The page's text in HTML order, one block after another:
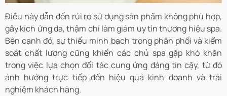
Điều này dẫn đến rủi ro sử dụng sản phẩm không phù hợp,
gây kích ứng da, thậm chí làm giảm uy tín thương hiệu spa.
Bên cạnh đó, sự thiếu minh bạch trong phân phối và kiểm
soát chất lượng cũng khiến các chủ spa gặp khó khăn
trong việc lựa chọn đối tác cung ứng đáng tin cậy, từ đó
ảnh hưởng trực tiếp đến hiệu quả kinh doanh và trải
nghiệm khách hàng.